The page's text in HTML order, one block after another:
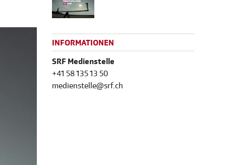
INFORMATIONEN
SRF Medienstelle
+41 58 135 13 50
medienstelle@srf.ch